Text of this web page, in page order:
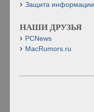
Защита информации
НАШИ ДРУЗЬЯ
PCNews
MacRumors.ru